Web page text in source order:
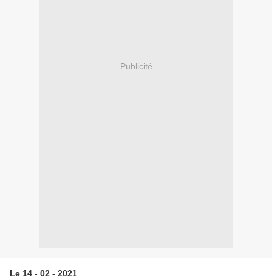
Publicité
Le 14 - 02 - 2021